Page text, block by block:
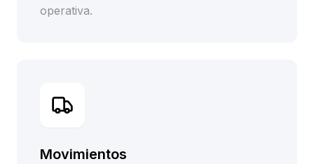
operativa.
Movimientos